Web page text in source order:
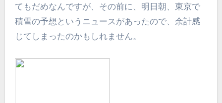
てもだめなんですが、その前に、明日朝、東京で
積雪の予想というニュースがあったので、余計感
じてしまったのかもしれません。